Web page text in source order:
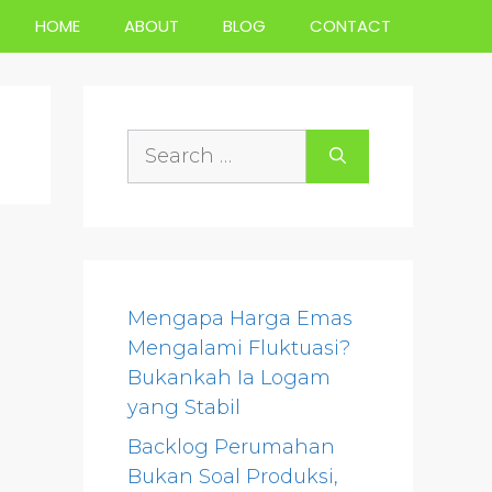
HOME ABOUT BLOG CONTACT
Search
Mengapa Harga Emas
Mengalami Fluktuasi?
Bukankah Ia Logam
yang Stabil
Backlog Perumahan
Bukan Soal Produksi,